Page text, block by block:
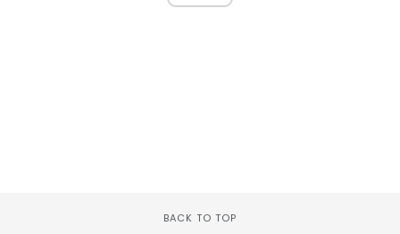
BACK TO TOP